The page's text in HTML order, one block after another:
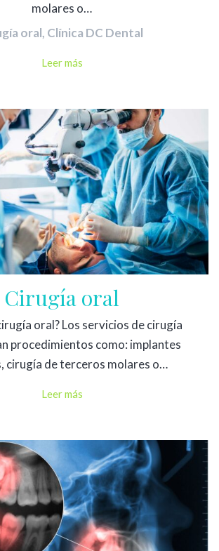
molares o…
oral, Clínica DC Dental
Leer más
Cirugía oral
oral? Los servicios de cirugía
procedimientos como: implantes
cirugía de terceros molares o…
Leer más